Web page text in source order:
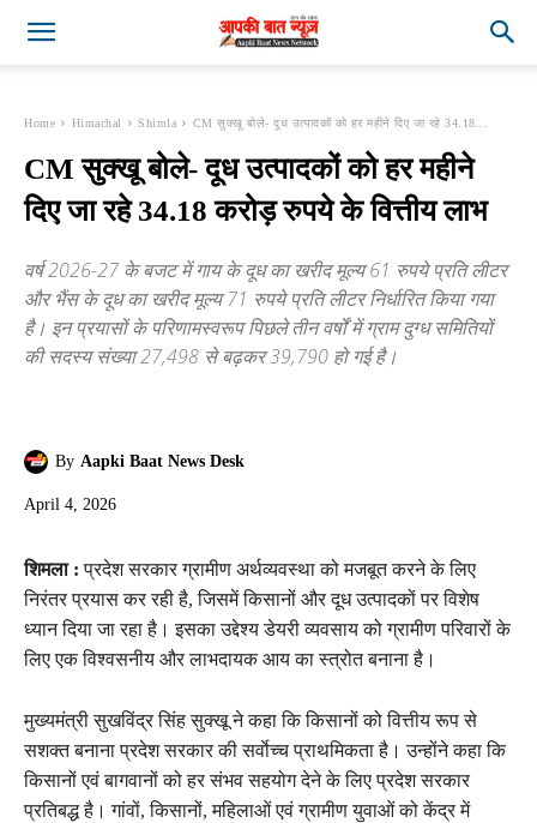
Home Himachal Shimla CM सुक्खू बोले- दूध उत्पादकों को हर महीने दिए जा रहे 34.18...
CM सुक्खू बोले- दूध उत्पादकों को हर महीने
दिए जा रहे 34.18 करोड़ रुपये के वित्तीय लाभ
वर्ष 2026-27 के बजट में गाय के दूध का खरीद मूल्य 61 रुपये प्रति लीटर
और भैंस के दूध का खरीद मूल्य 71 रुपये प्रति लीटर निर्धारित किया गया
है। इन प्रयासों के परिणामस्वरूप पिछले तीन वर्षों में ग्राम दुग्ध समितियों
की सदस्य संख्या 27,498 से बढ़कर 39,790 हो गई है।
By Aapki Baat News Desk
April 4, 2026
शिमला : प्रदेश सरकार ग्रामीण अर्थव्यवस्था को मजबूत करने के लिए
निरंतर प्रयास कर रही है, जिसमें किसानों और दूध उत्पादकों पर विशेष
ध्यान दिया जा रहा है। इसका उद्देश्य डेयरी व्यवसाय को ग्रामीण परिवारों के
लिए एक विश्वसनीय और लाभदायक आय का स्त्रोत बनाना है।
मुख्यमंत्री सुखविंद्र सिंह सुक्खू ने कहा कि किसानों को वित्तीय रूप से
सशक्त बनाना प्रदेश सरकार की सर्वाेच्च प्राथमिकता है। उन्होंने कहा कि
किसानों एवं बागवानों को हर संभव सहयोग देने के लिए प्रदेश सरकार
प्रतिबद्ध है। गांवों, किसानों, महिलाओं एवं ग्रामीण युवाओं को केंद्र में